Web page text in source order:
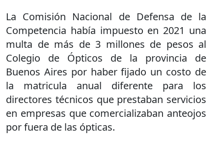
La Comisión Nacional de Defensa de la
Competencia había impuesto en 2021 una
multa de más de 3 millones de pesos al
Colegio de Ópticos de la provincia de
Buenos Aires por haber fijado un costo de
la matricula anual diferente para los
directores técnicos que prestaban servicios
en empresas que comercializaban anteojos
por fuera de las ópticas.